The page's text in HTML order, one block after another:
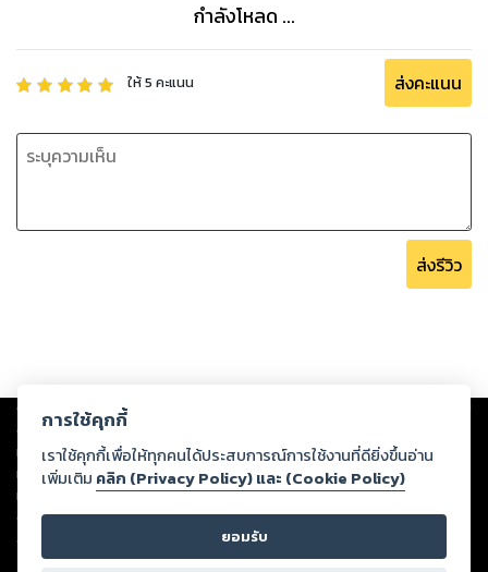
กำลังโหลด ...
ให้5 คะแนน ส่งคะแนน
ส่งรีวิว
Copyright © 2026
ต่อผลงานหรือเนื้อหาใดที่อัปโหลดผ่านเว็บไซต์และปรากฏว่าละเมิดสิทธิใน
ทรัพย์สินทางปัญญาของบุคคลอื่นหรือขัดต่อกฎหมายและศีลธรรม ดังนั้น ผู้อ่าน
ทุกท่านโปรดใช้วิจารณญาณในการกลั่นกรองด้วยตนเอง และหากท่านพบว่าส่วน
หนึ่งส่วนใดขัดต่อกฎหมายและศีลธรรม กรุณาแจ้งมายังบริษัท เพื่อทีมงานจะได้
ดำเนินการในทันที ทั้งนี้ ทางสตอรี่ล็อกขอสงวนลิขสิทธิ์ตามพระราชบัญญัติ
ลิขสิทธิ์ พ.ศ. 2537 (ฉบับล่าสุด)
การใช้คุกกี้
เราใช้คุกกี้เพื่อให้ทุกคนได้ประสบการณ์การใช้งานที่ดียิ่งขึ้นอ่าน
เพิ่มเติม คลิก (Privacy Policy) และ (Cookie Policy)
ยอมรับ